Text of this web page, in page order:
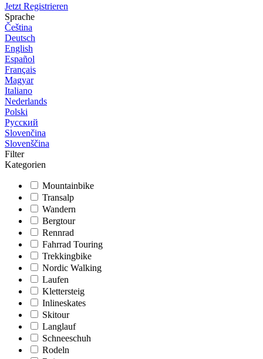
Jetzt Registrieren
Sprache
Čeština
Deutsch
English
Español
Français
Magyar
Italiano
Nederlands
Polski
Русский
Slovenčina
Slovenščina
Filter
Kategorien
Mountainbike
Transalp
Wandern
Bergtour
Rennrad
Fahrrad Touring
Trekkingbike
Nordic Walking
Laufen
Klettersteig
Inlineskates
Skitour
Langlauf
Schneeschuh
Rodeln